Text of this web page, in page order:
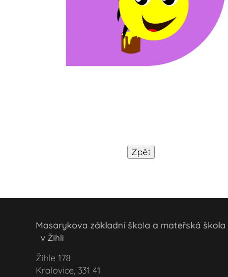
Masarykova základní škola a mateřská škola
v Žihli
Žihle 178
Kralovice, 331 41